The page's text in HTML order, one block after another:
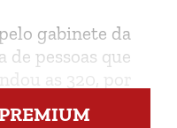
gabinete da
de pessoas que
as 320, por